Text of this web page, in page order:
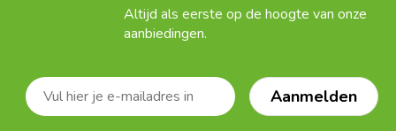
Altijd als eerste op de hoogte van onze
aanbiedingen.